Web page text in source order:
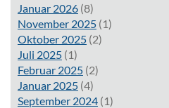
Januar 2026 (8)
November 2025 (1)
Oktober 2025 (2)
Juli 2025 (1)
Februar 2025 (2)
Januar 2025 (4)
September 2024 (1)